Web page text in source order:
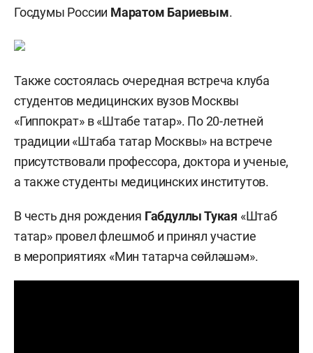
Госдумы России Маратом Бариевым.
Также состоялась очередная встреча клуба
студентов медицинских вузов Москвы
«Гиппократ» в «Штабе татар». По 20-летней
традиции «Штаба татар Москвы» на встрече
присутствовали профессора, доктора и ученые,
а также студенты медицинских институтов.
В честь дня рождения Габдуллы Тукая «Штаб
татар» провел флешмоб и принял участие
в мероприятиях «Мин татарча сөйләшәм».